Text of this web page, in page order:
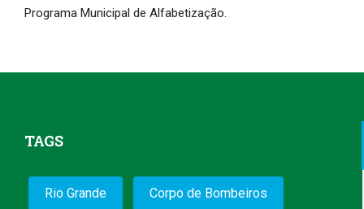
Programa Municipal de Alfabetização.
TAGS
Rio Grande Corpo de Bombeiros